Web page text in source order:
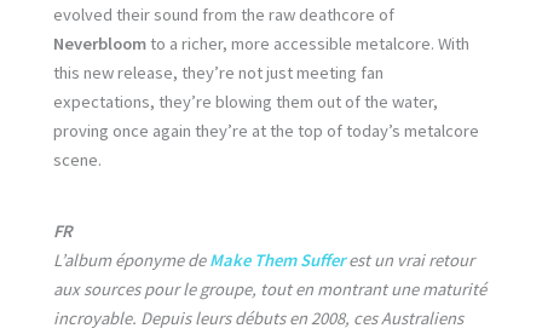
evolved their sound from the raw deathcore of
Neverbloomto a richer, more accessible metalcore. With
this new release, they’re not just meeting fan
expectations, they’re blowing them out of the water,
proving once again they’re at the top of today’s metalcore
scene.
FR
L’album éponyme deMake Them Sufferest un vrai retour
aux sources pour le groupe, tout en montrant une maturité
incroyable. Depuis leurs débuts en 2008, ces Australiens